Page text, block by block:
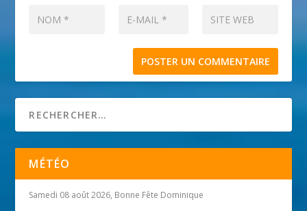
MÉTÉO
Samedi 08 août 2026, Bonne Fête Dominique